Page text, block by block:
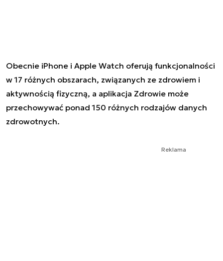
Obecnie iPhone i Apple Watch oferują funkcjonalności
w 17 różnych obszarach, związanych ze zdrowiem i
aktywnością fizyczną, a aplikacja Zdrowie może
przechowywać ponad 150 różnych rodzajów danych
zdrowotnych.
Reklama